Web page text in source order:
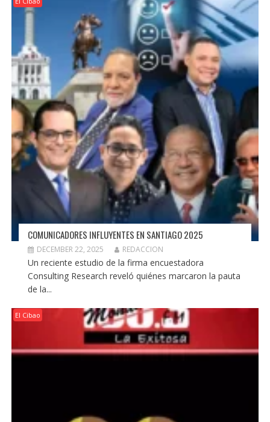
COMUNICADORES INFLUYENTES EN SANTIAGO 2025
DECEMBER 22, 2025 REDACCION
Un reciente estudio de la firma encuestadora
Consulting Research reveló quiénes marcaron la pauta
de la...
El Cibao